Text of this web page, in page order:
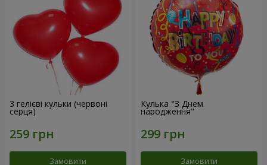
3 гелієві кульки (червоні
серця)
Замовити
Кулька "З Днем
народження"
Замовити